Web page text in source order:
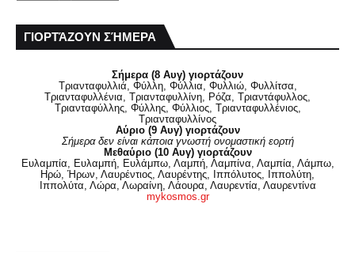
ΓΙΟΡΤΆΖΟΥΝ ΣΉΜΕΡΑ
Σήμερα (8 Αυγ) γιορτάζουν
Τριανταφυλλιά, Φύλλη, Φύλλια, Φυλλιώ, Φυλλίτσα,
Τριανταφυλλένια, Τριανταφυλλίνη, Ρόζα, Τριαντάφυλλος,
Τριανταφύλλης, Φύλλης, Φύλλιος, Τριανταφυλλένιος,
Τριανταφυλλίνος
Αύριο (9 Αυγ) γιορτάζουν
Σήμερα δεν είναι κάποια γνωστή ονομαστική εορτή
Μεθαύριο (10 Αυγ) γιορτάζουν
Ευλαμπία, Ευλαμπή, Ευλάμπω, Λαμπή, Λαμπίνα, Λαμπία, Λάμπω,
Ηρώ, Ήρων, Λαυρέντιος, Λαυρέντης, Ιππόλυτος, Ιππολύτη,
Ιππολύτα, Λώρα, Λωραίνη, Λάουρα, Λαυρεντία, Λαυρεντίνα
mykosmos.gr